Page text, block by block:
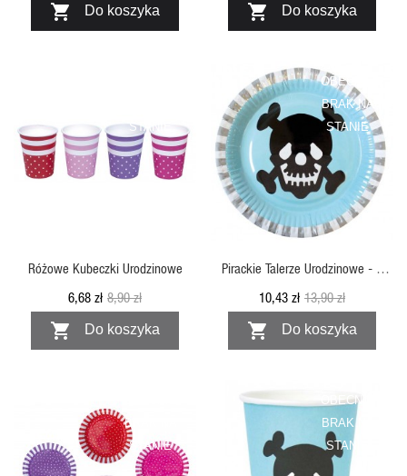
 Do koszyka  Do koszyka
STANIE
SZYBKI PODGLĄD
Różowe Kubeczki Urodzinowe
8,90 zł
6,68 zł
 Do koszyka
OBECNIE
BRAK NA
STANIE
SZYBKI PODGLĄD
Pirackie Talerze Urodzinowe - Z
Czaszką13,90 zł
10,43 zł
 Do koszyka
BRAK NA
STANIE
SZYBKI PODGLĄD
OBECNIE
BRAK NA
STANIE
SZYBKI PODGLĄD